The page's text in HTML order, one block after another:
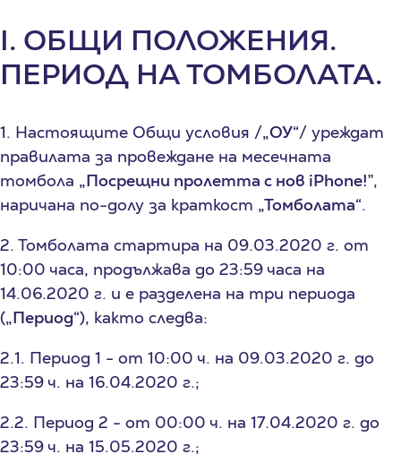
I. ОБЩИ ПОЛОЖЕНИЯ.
ПЕРИОД НА ТОМБОЛАТА.
1. Настоящите Общи условия /„ОУ“/ уреждат
правилата за провеждане на месечната
томбола „Посрещни пролетта с нов iPhone!”,
наричана по-долу за краткост „Томболата“.
2. Томболата стартира на 09.03.2020 г. от
10:00 часа, продължава до 23:59 часа на
14.06.2020 г. и е разделена на три периода
(„Период“), както следва:
2.1. Период 1 - от 10:00 ч. на 09.03.2020 г. до
23:59 ч. на 16.04.2020 г.;
2.2. Период 2 - от 00:00 ч. на 17.04.2020 г. до
23:59 ч. на 15.05.2020 г.;